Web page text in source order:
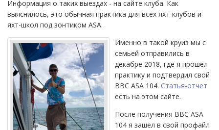
Информация о таких выездах - на сайте клуба. Как
выяснилось, это обычная практика для всех яхт-клубов и
яхт-школ под зонтиком ASA.
Именно в такой круиз мы с
семьей отправились в
декабре 2018, где я прошел
практику и подтвердил свой
BBC ASA 104. Статья-отчет
есть на этом сайте.
После получения BBC ASA
104 я зашел в свой профайл